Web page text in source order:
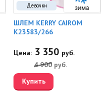
Девочки
ШЛЕМ KERRY CAIROM
K23583/266
Цена: 3 350 руб.
4 900 руб.
Купить